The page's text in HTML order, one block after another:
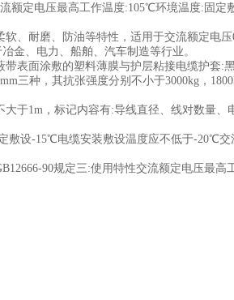
定电压最高工作温度:105℃环境温度:固定
耐磨、防油等特性，适用于交流额定电压
金、电力、船舶、汽车制造等行业。
面涂敷的塑料薄膜与护层粘接电缆护套:黑
种，其抗张强度分别不小于3000kg，
1m，标记内容有:导线直径、线对数量、
设-15℃电缆安装敷设温度应不低于-20℃交
90规定三:使用特性交流额定电压最高